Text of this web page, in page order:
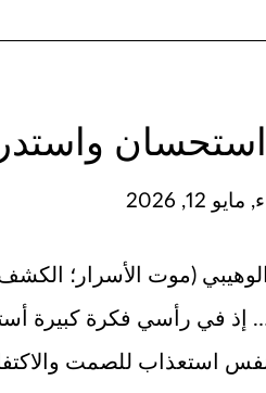
مايو 12, 2026
(موت الأسرار؛
إذ في رأسي فكرة كبيرة
استعذاب للصمت